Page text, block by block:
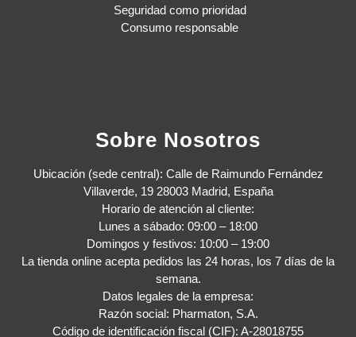
Seguridad como prioridad
Consumo responsable
Sobre Nosotros
Ubicación (sede central): Calle de Raimundo Fernández
Villaverde, 19 28003 Madrid, España
Horario de atención al cliente:
Lunes a sábado: 09:00 – 18:00
Domingos y festivos: 10:00 – 19:00
La tienda online acepta pedidos las 24 horas, los 7 días de la
semana.
Datos legales de la empresa:
Razón social: Pharmaton, S.A.
Código de identificación fiscal (CIF): A-28018755